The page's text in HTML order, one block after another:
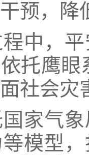
预，降
中，
托鹰眼
社会灾
家气
模型，